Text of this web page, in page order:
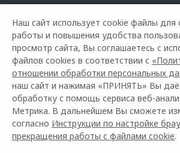
Горячая линия OMODA:
© 2026 АвтоЮг Ставрополь
Наш сайт использует cookie файлы для
работы и повышения удобства
просмотр сайта, Вы соглашаетесь с
файлов cookies в соответствии с
отношении обработки персональных
наш сайт и нажимая «ПРИНЯТЬ» Вы
обработку с помощь сервиса веб-
Метрика. В дальнейшем Вы сможете
согласно Инструкции по настройке
прекращения работы с файлами cookie.